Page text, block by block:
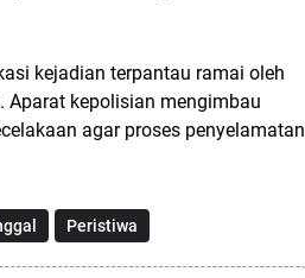
kejadian terpantau ramai oleh
Aparat kepolisian mengimbau
agar proses penyelamatan
Peristiwa